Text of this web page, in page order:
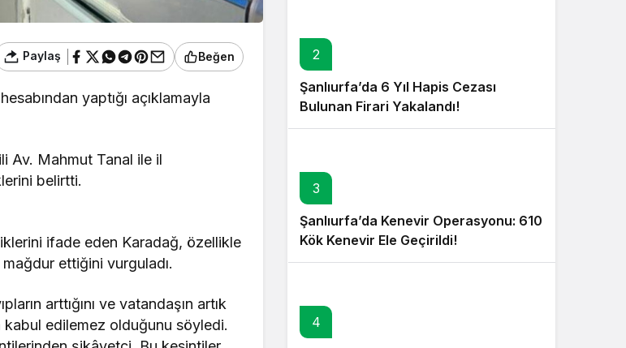
Paylaş Beğen
yaptığı açıklamayla
Av. Mahmut Tanal ile il
belirtti.
ifade eden Karadağ, özellikle
ettiğini vurguladı.
arttığını ve vatandaşın artık
kabul edilemez olduğunu söyledi.
2
Şanlıurfa’da 6 Yıl Hapis Cezası
Bulunan Firari Yakalandı!
3
Şanlıurfa’da Kenevir Operasyonu: 610
Kök Kenevir Ele Geçirildi!
4